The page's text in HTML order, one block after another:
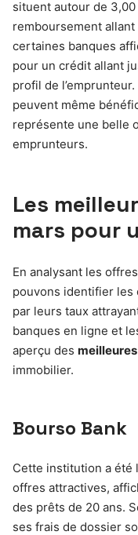
situent autour de
remboursement allant
certaines banques
pour un crédit allant
profil de l’emprunteur.
peuvent même
représente une belle
emprunteurs.
Les
mars pour
En analysant les
pouvons identifier
par leurs taux
banques en ligne et
aperçu des
immobilier.
Bourso Bank
Cette institution a été
offres attractives,
des prêts de 20 ans.
ses frais de dossier